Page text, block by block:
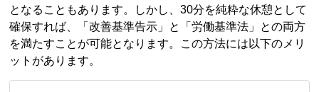
となることもあります。しかし、30分を純粋な休憩として
確保すれば、「改善基準告示」と「労働基準法」との両方
を満たすことが可能となります。この方法には以下のメリ
ットがあります。